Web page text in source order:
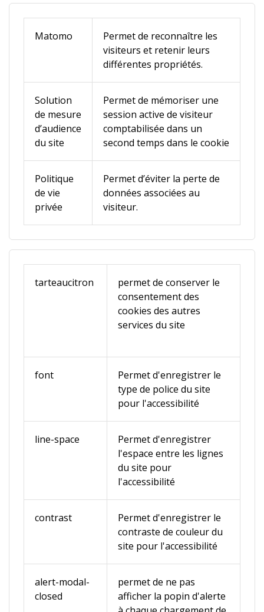
Matomo
Permet de reconnaître les
visiteurs et retenir leurs
différentes propriétés.
Solution
de mesure
d’audience
du site
Permet de mémoriser une
session active de visiteur
comptabilisée dans un
second temps dans le cookie
Politique
de vie
privée
Permet d’éviter la perte de
données associées au
visiteur.
tarteaucitron
permet de conserver le
consentement des
cookies des autres
services du site
font
Permet d'enregistrer le
type de police du site
pour l'accessibilité
line-space
Permet d'enregistrer
l'espace entre les lignes
du site pour
l'accessibilité
contrast
Permet d'enregistrer le
contraste de couleur du
site pour l'accessibilité
alert-modal-
closed
permet de ne pas
afficher la popin d'alerte